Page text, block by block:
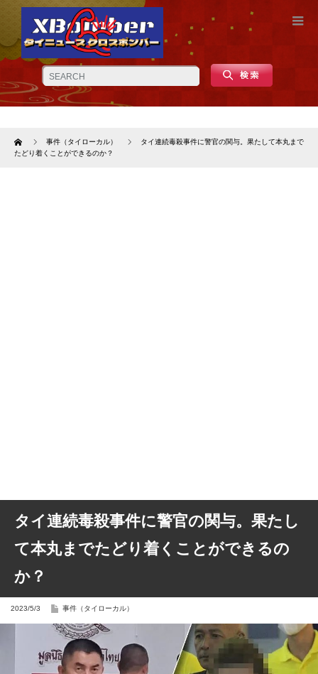
Home 事件（タイローカル）
タイ連続毒殺事件に警官の関与。果たして本丸まで
たどり着くことができるのか？
タイ連続毒殺事件に警官の関与。果たし
て本丸までたどり着くことができるの
か？
2023/5/3 事件（タイローカル）